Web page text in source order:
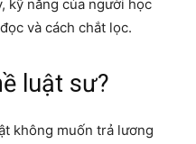
kỹ năng của người học
và cách chắt lọc.
luật sư?
không muốn trả lương